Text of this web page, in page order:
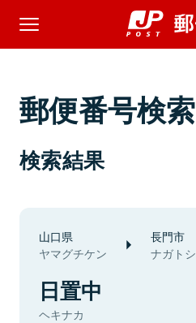
郵便番号検索
検索結果
山口県
ヤマグチケン
長門市
ナガトシ
日置中
ヘキナカ